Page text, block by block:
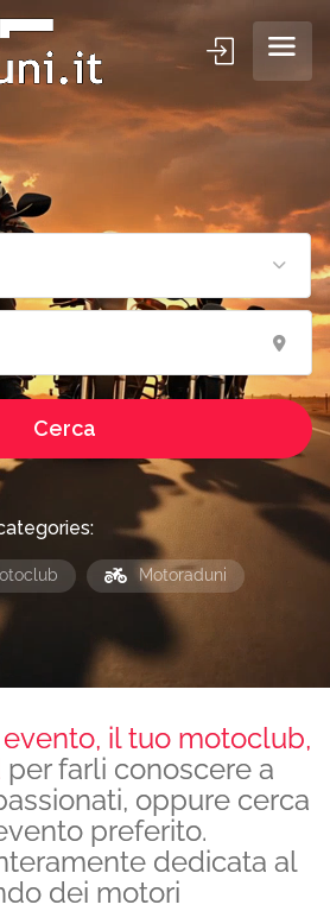
Cerca
Motoraduni
il tuo motoclub,
per farli conoscere a
oppure cerca
preferito.
dedicata al
dei motori